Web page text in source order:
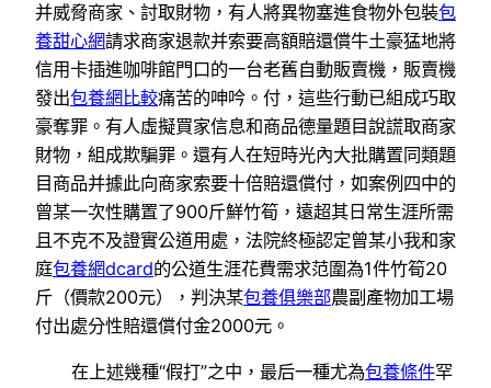
并威脅商家、討取財物，有人將異物塞進食物外包裝包
養甜心網請求商家退款并索要高額賠還償牛土豪猛地將
信用卡插進咖啡館門口的一台老舊自動販賣機，販賣機
發出包養網比較痛苦的呻吟。付，這些行動已組成巧取
豪奪罪。有人虛擬買家信息和商品德量題目說謊取商家
財物，組成欺騙罪。還有人在短時光內大批購置同類題
目商品并據此向商家索要十倍賠還償付，如案例四中的
曾某一次性購置了900斤鮮竹筍，遠超其日常生涯所需
且不克不及證實公道用處，法院終極認定曾某小我和家
庭包養網dcard的公道生涯花費需求范圍為1件竹筍20
斤（價款200元），判決某包養俱樂部農副產物加工場
付出處分性賠還償付金2000元。
在上述幾種“假打”之中，最后一種尤為包養條件罕